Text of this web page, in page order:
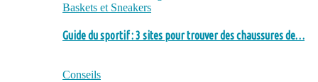
Baskets et Sneakers
Guide du sportif : 3 sites pour trouver des chaussures de…
Conseils